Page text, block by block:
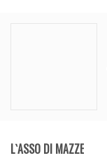
L`ASSO DI MAZZE